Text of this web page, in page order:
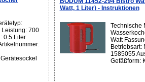
700
0.5 Liter
Watt, 1 Liter) - Instruktionen
Technische
Watt
Betriebsart:
1585055
Gefäßform: